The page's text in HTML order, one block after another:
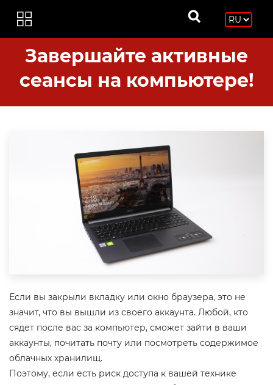
Завершайте активные
сеансы на компьютере!
Если вы закрыли вкладку или окно браузера, это не
значит, что вы вышли из своего аккаунта. Любой, кто
сядет после вас за компьютер, сможет зайти в ваши
аккаунты, почитать почту или посмотреть содержимое
облачных хранилищ.
Поэтому, если есть риск доступа к вашей технике